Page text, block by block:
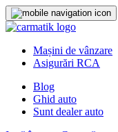
Mașini de vânzare
Asigurări RCA
Blog
Ghid auto
Sunt dealer auto